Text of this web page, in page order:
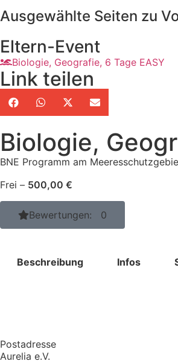
Ausgewählte Seiten zu
Eltern-Event
Biologie, Geografie, 6 Tage EASY
Link teilen
Biologie,
BNE Programm am
Frei – 500,00 €
Bewertungen: 0
Beschreibung Infos
Postadresse
Aurelia e.V.